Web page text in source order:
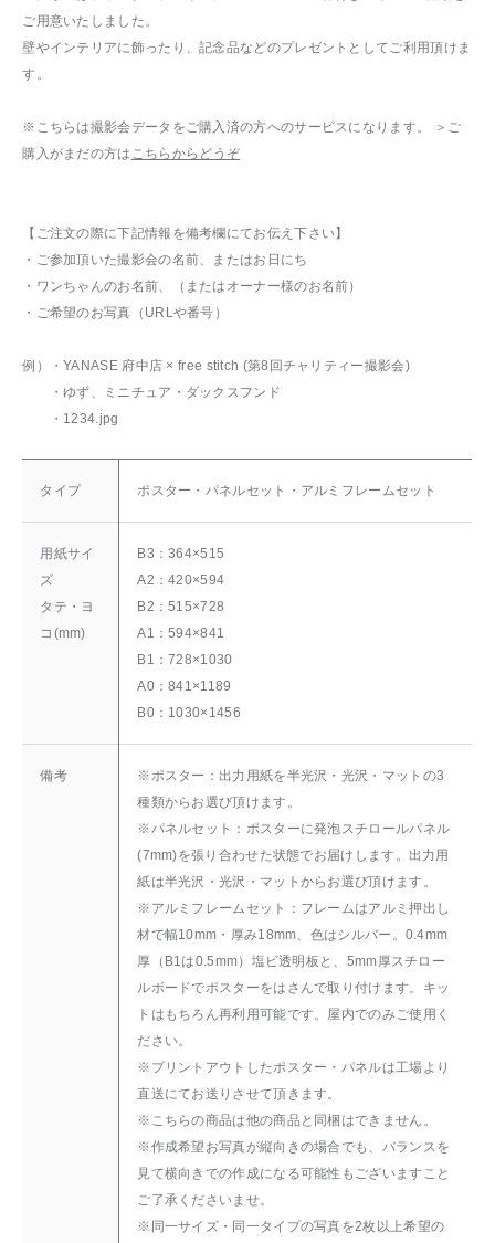
ご用意いたしました。
壁やインテリアに飾ったり、記念品などのプレゼントとしてご利用頂けま
す。
※こちらは撮影会データをご購入済の方へのサービスになります。 ＞ご
購入がまだの方は こちらからどうぞ
【ご注文の際に下記情報を備考欄にてお伝え下さい】
・ご参加頂いた撮影会の名前、またはお日にち
・ワンちゃんのお名前、（またはオーナー様のお名前）
・ご希望のお写真（URLや番号）
例）・YANASE 府中店 × free stitch (第8回チャリティー撮影会)
・ゆず、ミニチュア・ダックスフンド
・1234.jpg
タイプ ポスター・パネルセット・アルミフレームセット
用紙サイ
ズ
タテ・ヨ
コ(mm)
B3：364×515
A2：420×594
B2：515×728
A1：594×841
B1：728×1030
A0：841×1189
B0：1030×1456
備考
※ポスター：出力用紙を半光沢・光沢・マットの3
種類からお選び頂けます。
※パネルセット：ポスターに発泡スチロールパネル
(7mm)を張り合わせた状態でお届けします。出力用
紙は半光沢・光沢・マットからお選び頂けます。
※アルミフレームセット：フレームはアルミ押出し
材で幅10mm・厚み18mm、色はシルバー。0.4mm
厚（B1は0.5mm）塩ビ透明板と、5mm厚スチロー
ルボードでポスターをはさんで取り付けます。キッ
トはもちろん再利用可能です。屋内でのみご使用く
ださい。
※プリントアウトしたポスター・パネルは工場より
直送にてお送りさせて頂きます。
※こちらの商品は他の商品と同梱はできません。
※作成希望お写真が縦向きの場合でも、バランスを
見て横向きでの作成になる可能性もございますこと
ご了承くださいませ。
※同一サイズ・同一タイプの写真を2枚以上希望の